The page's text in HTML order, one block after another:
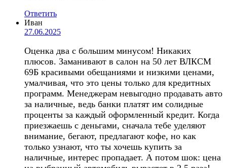
Ответить
Иван
27.06.2025
Оценка два с большим минусом! Никаких
плюсов. Заманивают в салон на 50 лет ВЛКСМ
69Б красивыми обещаниями и низкими ценами,
умалчивая, что это цены только для кредитных
программ. Менеджерам невыгодно продавать авто
за наличные, ведь банки платят им солидные
проценты за каждый оформленный кредит. Когда
приезжаешь с деньгами, сначала тебе уделяют
внимание, бегают, предлагают кофе, но как
только узнают, что ты хочешь купить за
наличные, интерес пропадает. А потом шок: цена